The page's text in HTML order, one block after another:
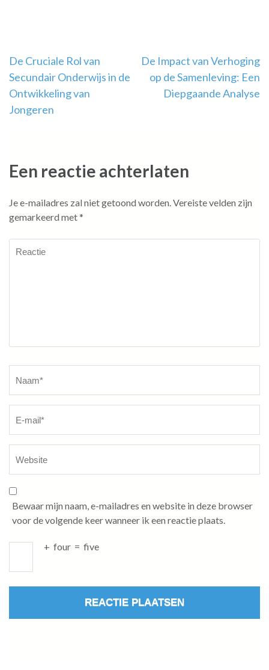
Berichtnavigatie
De Cruciale Rol van
Secundair Onderwijs in de
Ontwikkeling van
Jongeren
De Impact van Verhoging
op de Samenleving: Een
Diepgaande Analyse
Een reactie achterlaten
Je e-mailadres zal niet getoond worden.Vereiste velden zijn
gemarkeerd met*
Bewaar mijn naam, e-mailadres en website in deze browser
voor de volgende keer wanneer ik een reactie plaats.
+ four = five